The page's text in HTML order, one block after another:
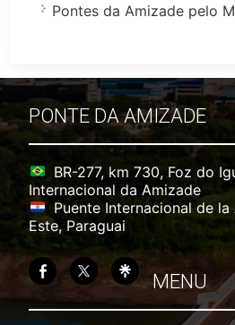
Pontes da Amizade pelo
PONTE DA AMIZADE
BR-277, km 730, Foz do
Internacional da Amizade
Puente Internacional de
Este, Paraguai
MENU